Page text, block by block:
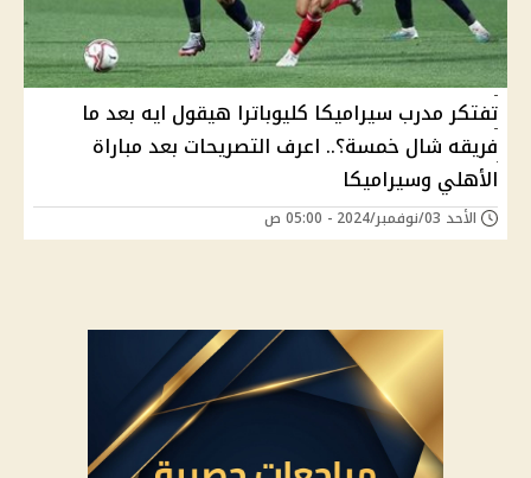
تفتكر مدرب سيراميكا كليوباترا هيقول ايه بعد ما
فريقه شال خمسة؟.. اعرف التصريحات بعد مباراة
الأهلي وسيراميكا
الأحد 03/نوفمبر/2024 - 05:00 ص